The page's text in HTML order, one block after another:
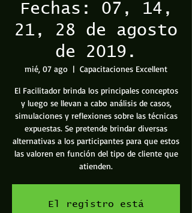
Fechas: 07, 14,
21, 28 de agosto
de 2019.
mié, 07 ago
  |
Capacitaciones Excellent
El Facilitador brinda los principales conceptos
y luego se llevan a cabo análisis de casos,
simulaciones y reflexiones sobre las técnicas
expuestas. Se pretende brindar diversas
alternativas a los participantes para que estos
las valoren en función del tipo de cliente que
atienden.
El registro está